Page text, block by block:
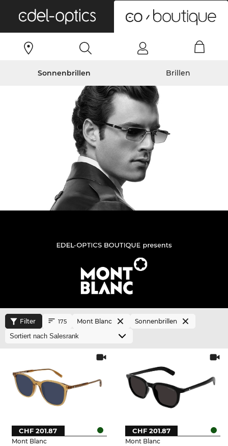
Sonnenbrillen Brillen
Filter 175 Mont Blanc Sonnenbrillen
Mont Blanc
CHF 201.87
Mont Blanc
CHF 201.87